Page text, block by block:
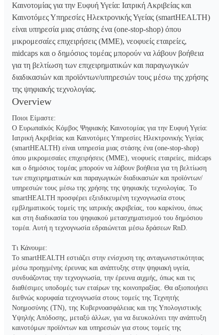
Καινοτομίας για την Ευφυή Υγεία: Ιατρική Ακριβείας και
Καινοτόμες Υπηρεσίες Ηλεκτρονικής Υγείας (smartHEALTH)
είναι υπηρεσία μιας στάσης ένα (one-stop-shop) όπου
μικρομεσαίες επιχειρήσεις (ΜΜΕ), νεοφυείς εταιρείες,
midcaps και ο δημόσιος τομέας μπορούν να λάβουν βοήθεια
για τη βελτίωση των επιχειρηματικών και παραγωγικών
διαδικασιών και προϊόντων/υπηρεσιών τους μέσω της χρήσης
της ψηφιακής τεχνολογίας.
Overview
Ποιοι Είμαστε:
Ο Ευρωπαϊκός Κόμβος Ψηφιακής Καινοτομίας για την Ευφυή Υγεία:
Ιατρική Ακριβείας και Καινοτόμες Υπηρεσίες Ηλεκτρονικής Υγείας
(smartHEALTH) είναι υπηρεσία μιας στάσης ένα (one-stop-shop)
όπου μικρομεσαίες επιχειρήσεις (ΜΜΕ), νεοφυείς εταιρείες, midcaps
και ο δημόσιος τομέας μπορούν να λάβουν βοήθεια για τη βελτίωση
των επιχειρηματικών και παραγωγικών διαδικασιών και προϊόντων/
υπηρεσιών τους μέσω της χρήσης της ψηφιακής τεχνολογίας. Το
smartHEALTH προσφέρει εξειδικευμένη τεχνογνωσία στους
εμβληματικούς τομείς της ιατρικής ακριβείας, του καρκίνου, όπως
και στη διαδικασία του ψηφιακού μετασχηματισμού του δημόσιου
τομέα. Αυτή η τεχνογνωσία εδραιώνεται μέσω δράσεων RnD.
Τι Κάνουμε:
Το smartHEALTH εστιάζει στην ενίσχυση της ανταγωνιστικότητας
μέσω προηγμένης έρευνας και ανάπτυξης στην ψηφιακή υγεία,
συνδυάζοντας την τεχνογνωσία, την έρευνα αιχμής, όπως και τις
διαθέσιμες υποδομές των εταίρων της κοινοπραξίας. Θα αξιοποιήσει
διεθνώς κορυφαία τεχνογνωσία στους τομείς της Τεχνητής
Νοημοσύνης (TN), της Κυβερνοασφάλειας και της Υπολογιστικής
Υψηλής Απόδοσης, μεταξύ άλλων, για να διευκολύνει την ανάπτυξη
καινοτόμων προϊόντων και υπηρεσιών για στους τομείς της